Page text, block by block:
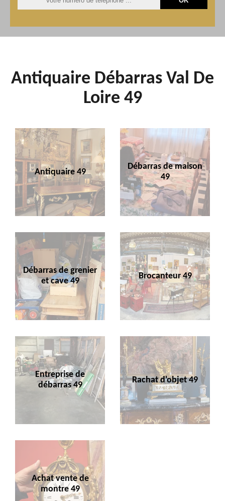
Antiquaire Débarras Val De
Loire 49
Antiquaire 49
Débarras de maison
49
Débarras de grenier
et cave 49
Brocanteur 49
Entreprise de
débarras 49
Rachat d'objet 49
Achat vente de
montre 49